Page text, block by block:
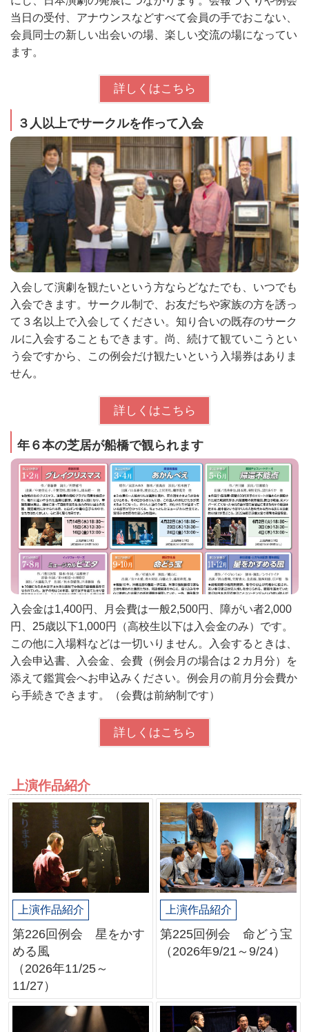
当日の受付、アナウンスなどすべて会員の手でおこない、
会員同士の新しい出会いの場、楽しい交流の場になってい
ます。
詳しくはこちら
３人以上でサークルを作って入会
入会して演劇を観たいという方ならどなたでも、いつでも
入会できます。サークル制で、お友だちや家族の方を誘っ
て３名以上で入会してください。知り合いの既存のサーク
ルに入会することもできます。尚、続けて観ていこうとい
う会ですから、この例会だけ観たいという入場券はありま
せん。
詳しくはこちら
年６本の芝居が船橋で観られます
入会金は1,400円、月会費は一般2,500円、障がい者2,000
円、25歳以下1,000円（高校生以下は入会金のみ）です。
この他に入場料などは一切いりません。入会するときは、
入会申込書、入会金、会費（例会月の場合は２カ月分）を
添えて鑑賞会へお申込みください。例会月の前月分会費か
ら手続きできます。（会費は前納制です）
詳しくはこちら
上演作品紹介
上演作品紹介
第226回例会 星をかす
める風
（2026年11/25～
11/27）
上演作品紹介
第225回例会 命どう宝
（2026年9/21～9/24）